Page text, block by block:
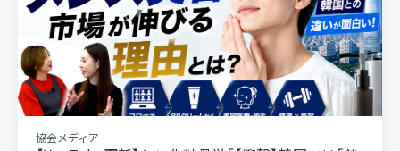
協会メディア